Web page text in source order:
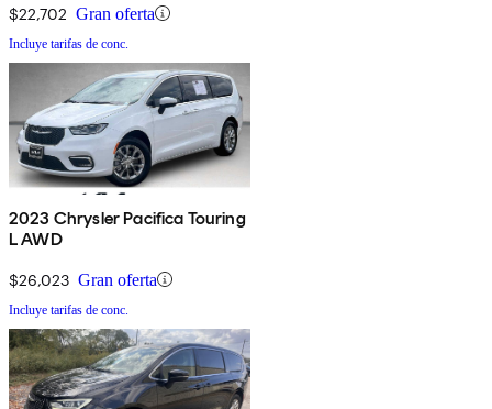
$22,702 Gran oferta
Incluye tarifas de conc.
2023 Chrysler Pacifica Touring
L AWD
$26,023 Gran oferta
Incluye tarifas de conc.